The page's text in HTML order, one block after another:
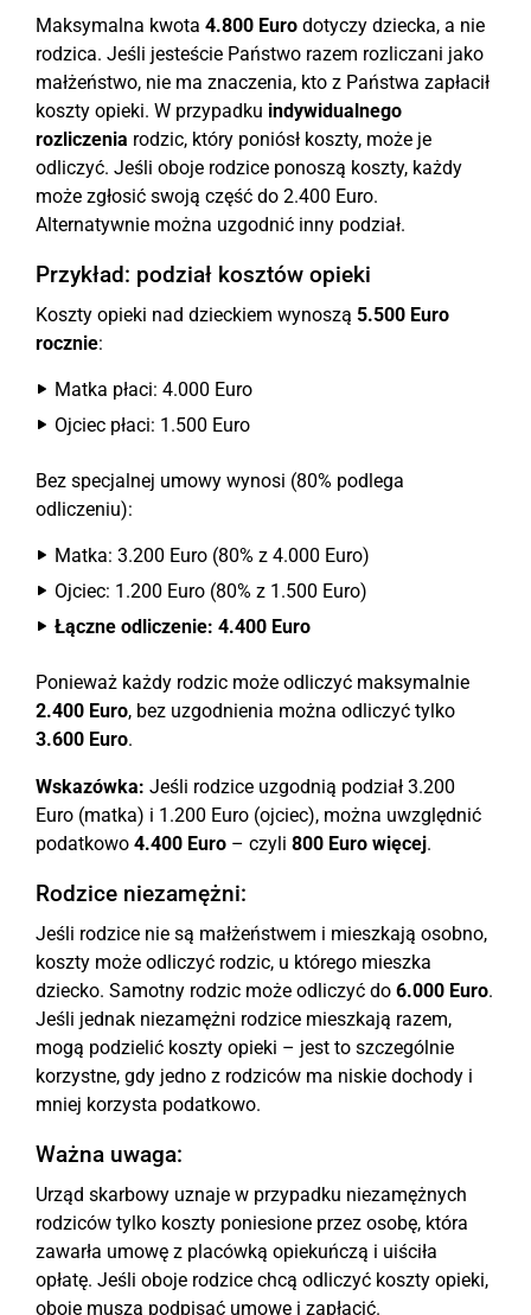
Maksymalna kwota 4.800 Euro dotyczy dziecka, a nie
rodzica. Jeśli jesteście Państwo razem rozliczani jako
małżeństwo, nie ma znaczenia, kto z Państwa zapłacił
koszty opieki. W przypadku indywidualnego
rozliczenia rodzic, który poniósł koszty, może je
odliczyć. Jeśli oboje rodzice ponoszą koszty, każdy
może zgłosić swoją część do 2.400 Euro.
Alternatywnie można uzgodnić inny podział.
Przykład: podział kosztów opieki
Koszty opieki nad dzieckiem wynoszą 5.500 Euro
rocznie:
Matka płaci: 4.000 Euro
Ojciec płaci: 1.500 Euro
Bez specjalnej umowy wynosi (80% podlega
odliczeniu):
Matka: 3.200 Euro (80% z 4.000 Euro)
Ojciec: 1.200 Euro (80% z 1.500 Euro)
Łączne odliczenie: 4.400 Euro
Ponieważ każdy rodzic może odliczyć maksymalnie
2.400 Euro, bez uzgodnienia można odliczyć tylko
3.600 Euro.
Wskazówka: Jeśli rodzice uzgodnią podział 3.200
Euro (matka) i 1.200 Euro (ojciec), można uwzględnić
podatkowo 4.400 Euro – czyli 800 Euro więcej.
Rodzice niezamężni:
Jeśli rodzice nie są małżeństwem i mieszkają osobno,
koszty może odliczyć rodzic, u którego mieszka
dziecko. Samotny rodzic może odliczyć do 6.000 Euro.
Jeśli jednak niezamężni rodzice mieszkają razem,
mogą podzielić koszty opieki – jest to szczególnie
korzystne, gdy jedno z rodziców ma niskie dochody i
mniej korzysta podatkowo.
Ważna uwaga:
Urząd skarbowy uznaje w przypadku niezamężnych
rodziców tylko koszty poniesione przez osobę, która
zawarła umowę z placówką opiekuńczą i uiściła
opłatę. Jeśli oboje rodzice chcą odliczyć koszty opieki,
oboje muszą podpisać umowę i zapłacić.